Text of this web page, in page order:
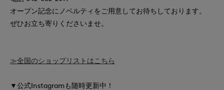
オープン記念にノベルティをご用意してお待ちしております。
ぜひお立ち寄りくださいませ。
≫全国のショップリストはこちら
▼公式Instagramも随時更新中！